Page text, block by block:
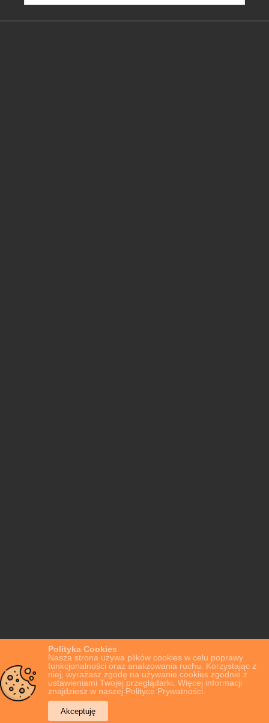
Polityka Cookies
Nasza strona używa plików cookies w celu poprawy
funkcjonalności oraz analizowania ruchu. Korzystając z
niej, wyrażasz zgodę na używanie cookies zgodnie z
ustawieniami Twojej przeglądarki. Więcej informacji
znajdziesz w naszej Polityce Prywatności.
Akceptuję